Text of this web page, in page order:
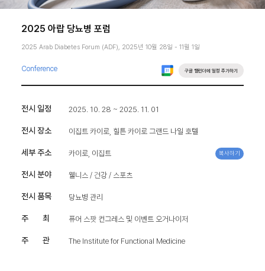
2025 아랍 당뇨병 포럼
2025 Arab Diabetes Forum (ADF), 2025년 10월 28일 - 11월 1일
Conference 구글 캘린더에 일정 추가하기
전시 일정 2025. 10. 28 ~ 2025. 11. 01
전시 장소 이집트 카이로, 힐튼 카이로 그랜드 나일 호텔
세부 주소 카이로, 이집트 복사하기
전시 분야 웰니스 / 건강 / 스포츠
전시 품목 당뇨병 관리
주 최 퓨어 스팟 컨그레스 및 이벤트 오거나이저
주 관 The Institute for Functional Medicine